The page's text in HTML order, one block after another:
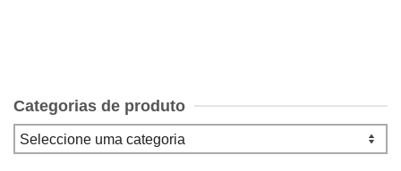
Categorias de produto